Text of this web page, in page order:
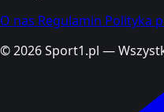
O nas Regulamin Polityka
© 2026 Sport1.pl —